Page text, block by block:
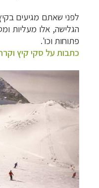
לפני שאתם מגיעים
הגלישה, אלו מעליות
פתוחות וכו'.
כתבות על סקי קיץ